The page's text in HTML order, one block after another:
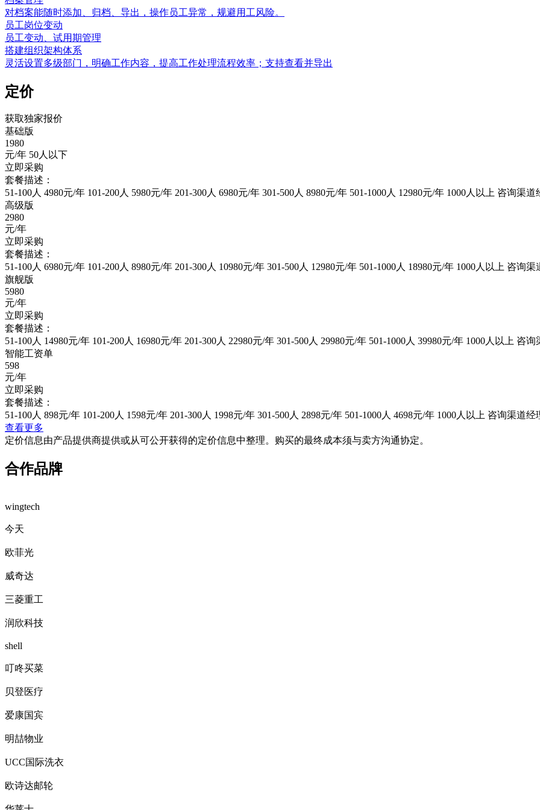
对档案能随时添加、归档、导出，操作员工异常，规避用工风险。
员工岗位变动
员工变动、试用期管理
搭建组织架构体系
灵活设置多级部门，明确工作内容，提高工作处理流程效率；支持查看并导出
定价
获取独家报价
基础版
1980
元/年 50人以下
立即采购
套餐描述：
51-100人 4980元/年 101-200人 5980元/年 201-300人 6980元/年 301-500人 8980元/年 501-1000人 12980元/年 1000人以上 咨询渠道
高级版
2980
元/年
立即采购
套餐描述：
51-100人 6980元/年 101-200人 8980元/年 201-300人 10980元/年 301-500人 12980元/年 501-1000人 18980元/年 1000人以上 咨询渠
旗舰版
5980
元/年
立即采购
套餐描述：
51-100人 14980元/年 101-200人 16980元/年 201-300人 22980元/年 301-500人 29980元/年 501-1000人 39980元/年 1000人以上 咨询
智能工资单
598
元/年
立即采购
套餐描述：
51-100人 898元/年 101-200人 1598元/年 201-300人 1998元/年 301-500人 2898元/年 501-1000人 4698元/年 1000人以上 咨询渠道经
查看更多
定价信息由产品提供商提供或从可公开获得的定价信息中整理。购买的最终成本须与卖方沟通协定。
合作品牌
wingtech
今天
欧菲光
威奇达
三菱重工
润欣科技
shell
叮咚买菜
贝登医疗
爱康国宾
明喆物业
UCC国际洗衣
欧诗达邮轮